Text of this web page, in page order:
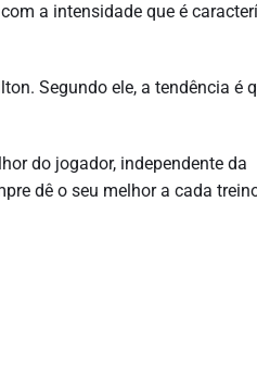
a intensidade que é
Segundo ele, a tendência é
do jogador, independente da
dê o seu melhor a cada